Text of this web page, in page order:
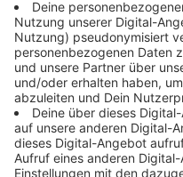
Jede dritte Schule in
Sportunterricht nach
bundesweiten
ganz passabel ab - es
Handlungsbedarf.
anderem durch den
Gesamtschule
Anzeige